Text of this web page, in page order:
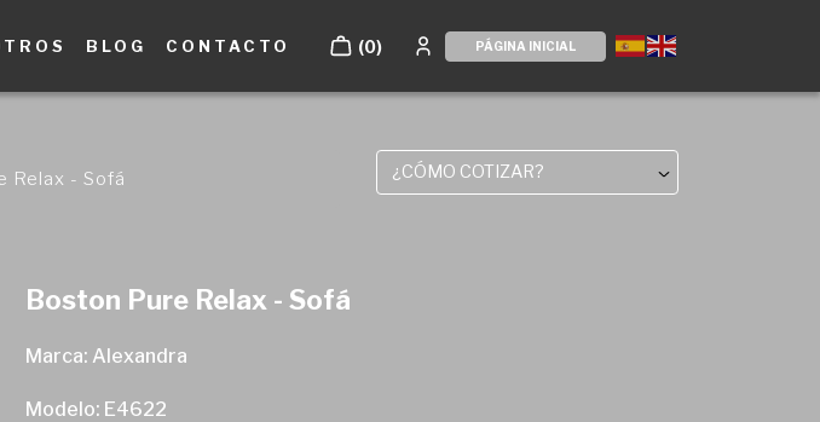
BLOG CONTACTO (0) PÁGINA INICIAL
Relax - Sofá ¿CÓMO COTIZAR?
Boston Pure Relax - Sofá
Marca: Alexandra
Modelo: E4622